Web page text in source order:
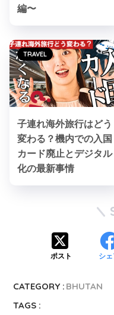
編〜
子連れ海外旅行はどう
変わる？機内での入国
カード廃止とデジタル
化の最新事情
TRAVEL
ポスト シ
CATEGORY : BHUTAN
TAGS :